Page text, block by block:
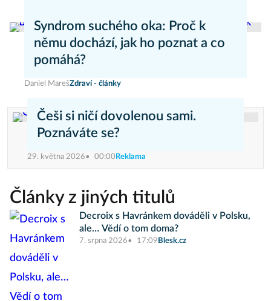
Syndrom suchého oka: Proč k
němu dochází, jak ho poznat a co
pomáhá?
Daniel MarešZdraví - články
Češi si ničí dovolenou sami.
Poznáváte se?
29. května 2026 00:00 Reklama
Články z jiných titulů
Decroix s Havránkem dováděli v Polsku,
ale… Vědí o tom doma?
7. srpna 2026 17:09 Blesk.cz